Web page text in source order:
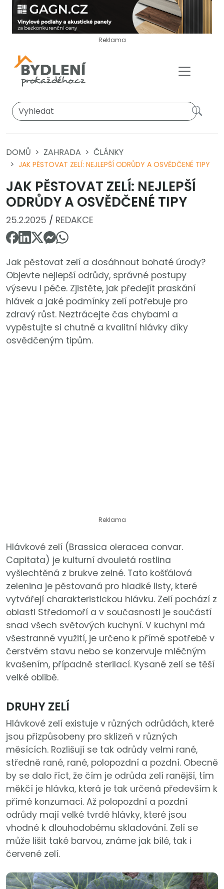
Reklama
DOMŮ ZAHRADA ČLÁNKY
JAK PĚSTOVAT ZELÍ: NEJLEPŠÍ ODRŮDY A OSVĚDČENÉ TIPY
JAK PĚSTOVAT ZELÍ: NEJLEPŠÍ
ODRŮDY A OSVĚDČENÉ TIPY
25.2.2025 / REDAKCE
Jak pěstovat zelí a dosáhnout bohaté úrody?
Objevte nejlepší odrůdy, správné postupy
výsevu i péče. Zjistěte, jak předejít praskání
hlávek a jaké podmínky zelí potřebuje pro
zdravý růst. Neztrácejte čas chybami a
vypěstujte si chutné a kvalitní hlávky díky
osvědčeným tipům.
Reklama
Hlávkové zelí (Brassica oleracea convar.
Capitata) je kulturní dvouletá rostlina
vyšlechtěná z brukve zelné. Tato košťálová
zelenina je pěstovaná pro hladké listy, které
vytvářejí charakteristickou hlávku. Zelí pochází z
oblasti Středomoří a v současnosti je součástí
snad všech světových kuchyní. V kuchyni má
všestranné využití, je určeno k přímé spotřebě v
čerstvém stavu nebo se konzervuje mléčným
kvašením, případně sterilací. Kysané zelí se těší
velké oblibě.
DRUHY ZELÍ
Hlávkové zelí existuje v různých odrůdách, které
jsou přizpůsobeny pro sklizeň v různých
měsících. Rozlišují se tak odrůdy velmi rané,
středně rané, rané, polopozdní a pozdní. Obecně
by se dalo říct, že čím je odrůda zelí ranější, tím
měkčí je hlávka, která je tak určená především k
přímé konzumaci. Až polopozdní a pozdní
odrůdy mají velké tvrdé hlávky, které jsou
vhodné k dlouhodobému skladování. Zelí se
může lišit také barvou, známe jak bílé, tak i
červené zelí.